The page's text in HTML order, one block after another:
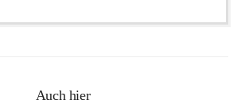
Auch hier